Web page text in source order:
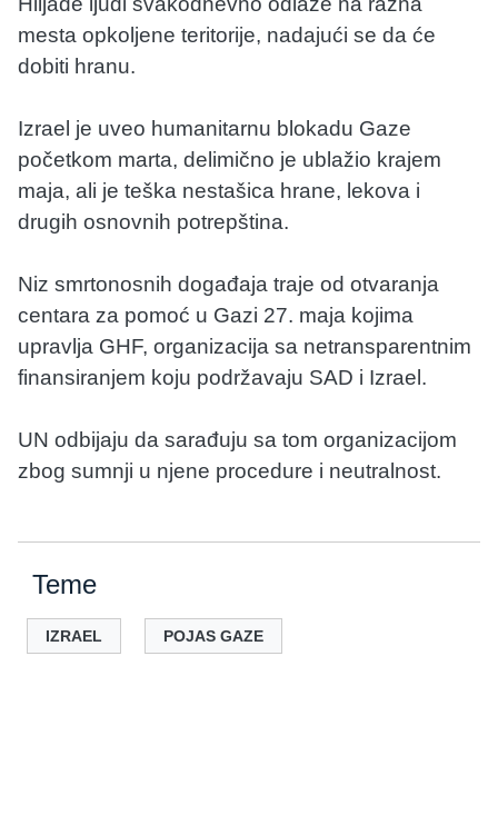
mesta opkoljene teritorije, nadajući se da će
dobiti hranu.
Izrael je uveo humanitarnu blokadu Gaze
početkom marta, delimično je ublažio krajem
maja, ali je teška nestašica hrane, lekova i
drugih osnovnih potrepština.
Niz smrtonosnih događaja traje od otvaranja
centara za pomoć u Gazi 27. maja kojima
upravlja GHF, organizacija sa netransparentnim
finansiranjem koju podržavaju SAD i Izrael.
UN odbijaju da sarađuju sa tom organizacijom
zbog sumnji u njene procedure i neutralnost.
Teme
IZRAEL POJAS GAZE